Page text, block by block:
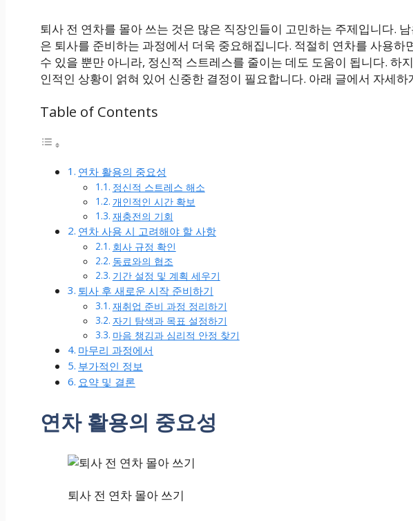
퇴사 전 연차를 몰아 쓰는 것은 많은 직장인들이 고민하는 주제입니다.
은 퇴사를 준비하는 과정에서 더욱 중요해집니다. 적절히 연차를 사용하
수 있을 뿐만 아니라, 정신적 스트레스를 줄이는 데도 도움이 됩니다. 하
인적인 상황이 얽혀 있어 신중한 결정이 필요합니다. 아래 글에서 자세하
Table of Contents
연차 활용의 중요성
정신적 스트레스 해소
개인적인 시간 확보
재충전의 기회
연차 사용 시 고려해야 할 사항
회사 규정 확인
동료와의 협조
기간 설정 및 계획 세우기
퇴사 후 새로운 시작 준비하기
재취업 준비 과정 정리하기
자기 탐색과 목표 설정하기
마음 챙김과 심리적 안정 찾기
마무리 과정에서
부가적인 정보
요약 및 결론
연차 활용의 중요성
퇴사 전 연차 몰아 쓰기